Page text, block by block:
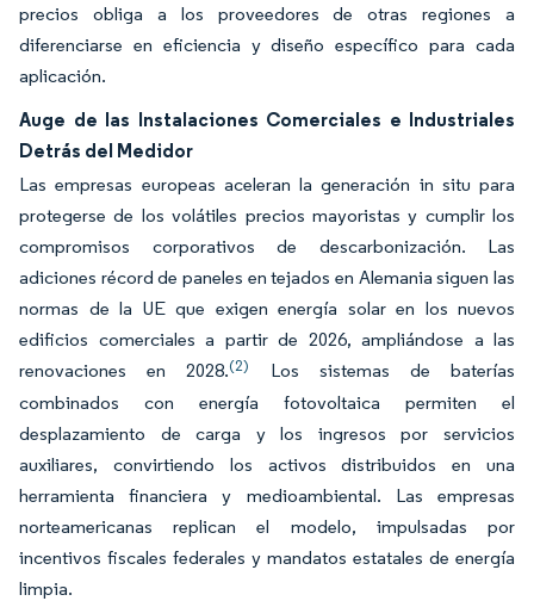
precios obliga a los proveedores de otras regiones a
diferenciarse en eficiencia y diseño específico para cada
aplicación.
Auge de las Instalaciones Comerciales e Industriales
Detrás del Medidor
Las empresas europeas aceleran la generación in situ para
protegerse de los volátiles precios mayoristas y cumplir los
compromisos corporativos de descarbonización. Las
adiciones récord de paneles en tejados en Alemania siguen las
normas de la UE que exigen energía solar en los nuevos
edificios comerciales a partir de 2026, ampliándose a las
renovaciones en 2028.(2)
Los sistemas de baterías
combinados con energía fotovoltaica permiten el
desplazamiento de carga y los ingresos por servicios
auxiliares, convirtiendo los activos distribuidos en una
herramienta financiera y medioambiental. Las empresas
norteamericanas replican el modelo, impulsadas por
incentivos fiscales federales y mandatos estatales de energía
limpia.